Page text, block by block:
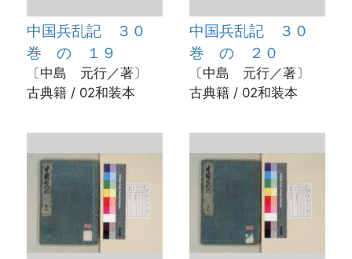
中国兵乱記 ３０
巻 の １９
〔中島 元行／著〕
古典籍 / 02和装本
中国兵乱記 ３０
巻 の ２０
〔中島 元行／著〕
古典籍 / 02和装本